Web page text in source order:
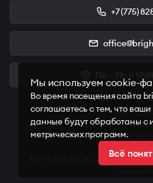
+7 (775)
Bright Rich | CORFAC
Карта
Условия
Политика
Мы используем cookie-
Во время посещения сайта
соглашаетесь с тем, что
данные будут обработаны с
метрических программ.
Всё